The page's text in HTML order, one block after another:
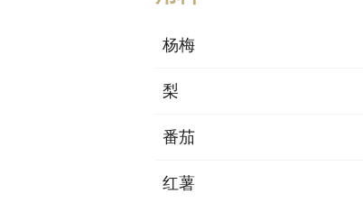
杨梅
梨
番茄
红薯